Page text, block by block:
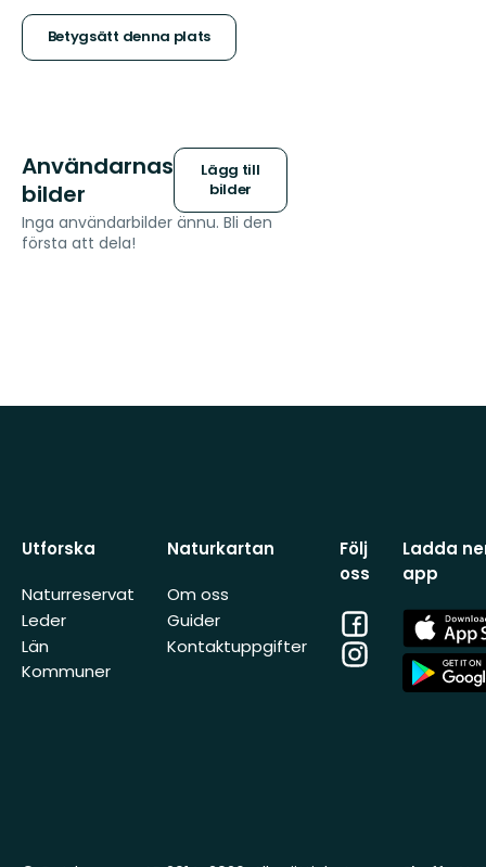
stjärnor
Betygsätt denna plats
Användarnas
bilder
Lägg till
bilder
Inga användarbilder ännu. Bli den
första att dela!
Utforska
Naturreservat
Leder
Län
Kommuner
Naturkartan
Om oss
Guider
Kontaktuppgifter
Följ
oss
Facebook
Instagram
Ladda
app
App
Store
App
Store